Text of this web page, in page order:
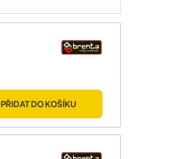
PŘIDAT DO KOŠÍKU